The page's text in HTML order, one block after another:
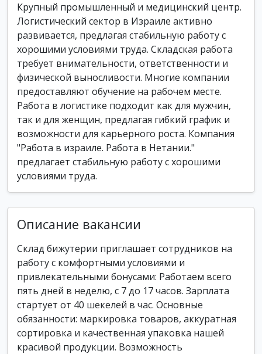
Крупный промышленный и медицинский центр.
Логистический сектор в Израиле активно
развивается, предлагая стабильную работу с
хорошими условиями труда. Складская работа
требует внимательности, ответственности и
физической выносливости. Многие компании
предоставляют обучение на рабочем месте.
Работа в логистике подходит как для мужчин,
так и для женщин, предлагая гибкий график и
возможности для карьерного роста. Компания
"Работа в израиле. Работа в Нетании."
предлагает стабильную работу с хорошими
условиями труда.
Описание вакансии
Склад бижутерии приглашает сотрудников на
работу с комфортными условиями и
привлекательными бонусами: Работаем всего
пять дней в неделю, с 7 до 17 часов. Зарплата
стартует от 40 шекелей в час. Основные
обязанности: маркировка товаров, аккуратная
сортировка и качественная упаковка нашей
красивой продукции. Возможность